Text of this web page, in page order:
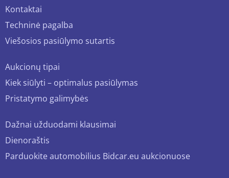
Kontaktai
Techninė pagalba
Viešosios pasiūlymo sutartis
Aukcionų tipai
Kiek siūlyti – optimalus pasiūlymas
Pristatymo galimybės
Dažnai užduodami klausimai
Dienoraštis
Parduokite automobilius Bidcar.eu aukcionuose